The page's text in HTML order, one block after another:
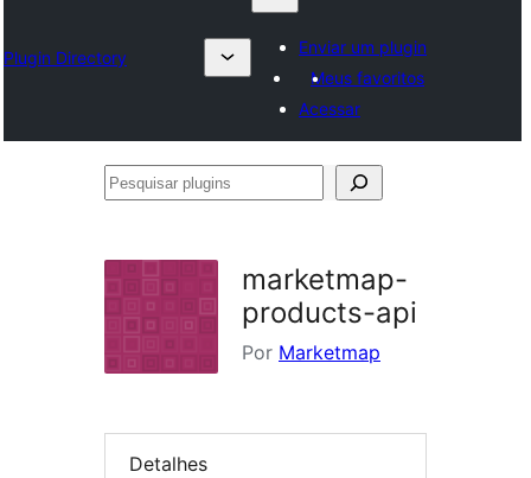
Plugin Directory
Enviar um plugin
Meus favoritos
Acessar
Pesquisar
marketmap-
products-api
Por Marketmap
Detalhes